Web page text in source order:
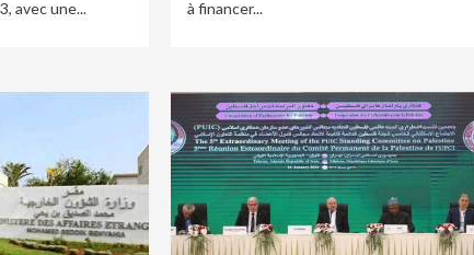
avec une...
à financer...